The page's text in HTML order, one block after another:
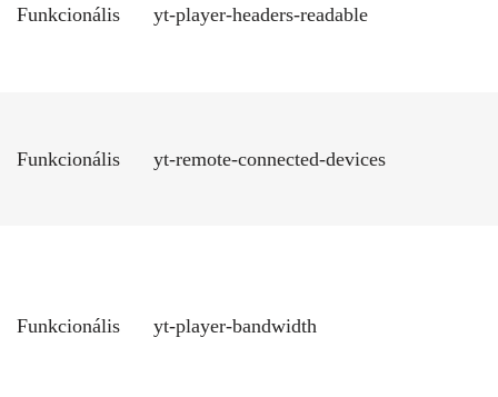
Funkcionális yt-player-headers-readable
Funkcionális yt-remote-connected-devices
Funkcionális yt-player-bandwidth